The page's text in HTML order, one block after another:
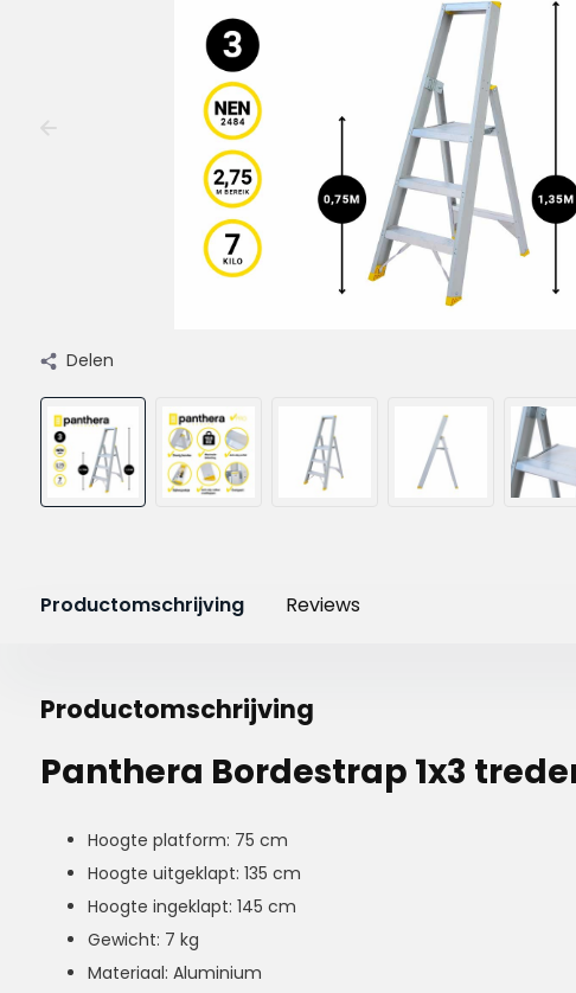
Delen
Productomschrijving Reviews
Productomschrijving
Panthera Bordestrap 1x3
Hoogte platform: 75 cm
Hoogte uitgeklapt: 135 cm
Hoogte ingeklapt: 145 cm
Gewicht: 7 kg
Materiaal: Aluminium